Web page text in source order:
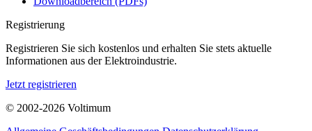
Registrierung
Registrieren Sie sich kostenlos und erhalten Sie stets aktuelle
Informationen aus der Elektroindustrie.
Jetzt registrieren
© 2002-2026 Voltimum